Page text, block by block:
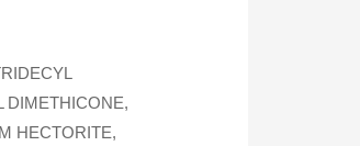
DIMETHICONE,
HECTORITE,